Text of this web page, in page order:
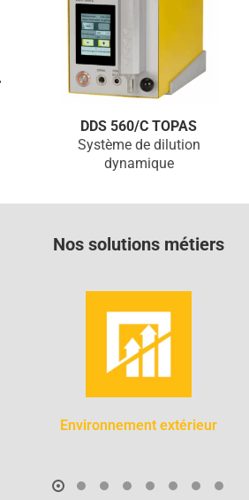
DDS 560/C TOPAS
Système de dilution
dynamique
Nos solutions métiers
Environnement extérieur